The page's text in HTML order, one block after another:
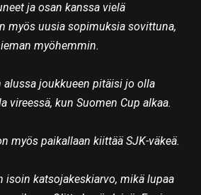
ja osan kanssa vielä
myös uusia sopimuksia sovittuna,
myöhemmin.
joukkueen pitäisi jo olla
vireessä, kun Suomen Cup alkaa.
myös paikallaan kiittää SJK-väkeä.
isoin katsojakeskiarvo, mikä lupaa